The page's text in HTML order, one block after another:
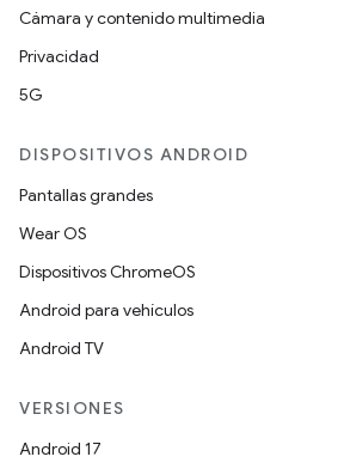
Cámara y contenido multimedia
Privacidad
5G
DISPOSITIVOS ANDROID
Pantallas grandes
Wear OS
Dispositivos ChromeOS
Android para vehículos
Android TV
VERSIONES
Android 17